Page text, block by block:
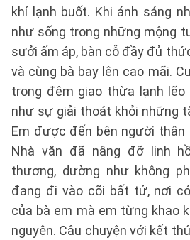
khí lạnh buốt. Khi ánh sáng
như sống trong những mộng
sưởi ấm áp, bàn cỗ đầy đủ
và cùng bà bay lên cao mãi.
trong đêm giao thừa lạnh
như sự giải thoát khỏi những
Em được đến bên người
Nhà văn đã nâng đỡ linh
thương, dường như không
đang đi vào cõi bất tử, nơi
của bà em mà em từng khao
nguyện. Câu chuyện với kết